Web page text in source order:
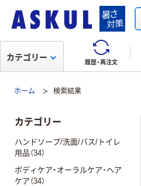
履歴・再注文
カテゴリー
ホーム 検索結果
カテゴリー
ハンドソープ/洗面/バス/トイレ
用品（34）
ボディケア・オーラルケア・ヘア
ケア（34）